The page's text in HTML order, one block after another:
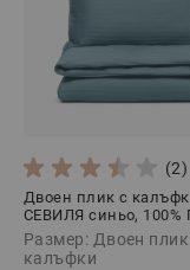
(2)
Двоен плик с
СЕВИЛЯ синьо, 100%
сатен, 3 части
Размер: Двоен
калъфки